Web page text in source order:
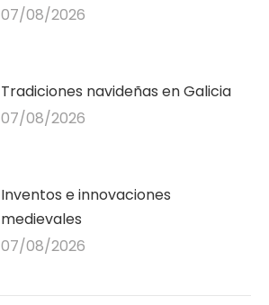
07/08/2026
Tradiciones navideñas en Galicia
07/08/2026
Inventos e innovaciones
medievales
07/08/2026